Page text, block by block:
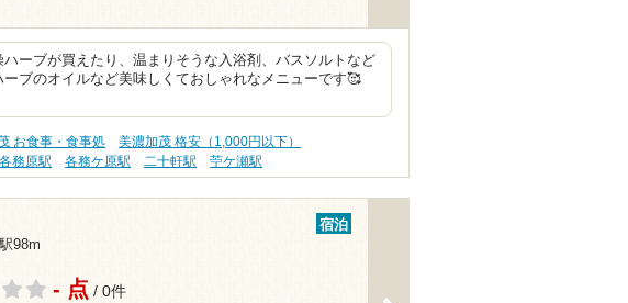
ーブが買えたり、温まりそうな入浴剤、バスソルトなど
ブのオイルなど美味しくておしゃれなメニューです🥰
お食事・食事処
美濃加茂 格安（1,000円以下）
務原駅 各務ケ原駅 二十軒駅 苧ケ瀬駅
98m
宿泊
- 点 / 0件